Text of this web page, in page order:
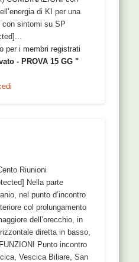
di KI per una
con sintomi su SP
per i membri registrati
- PROVA 15 GG "
Riunioni
Nella parte
nel punto d’incontro
col prolungamento
dell’orecchio, in
diretta in basso,
Punto incontro
Vescica Biliare, San